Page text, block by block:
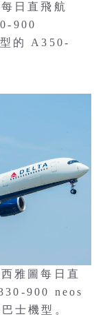
日直飛航
900
的 A350-
雅圖每日直
900 neos
巴士機型。